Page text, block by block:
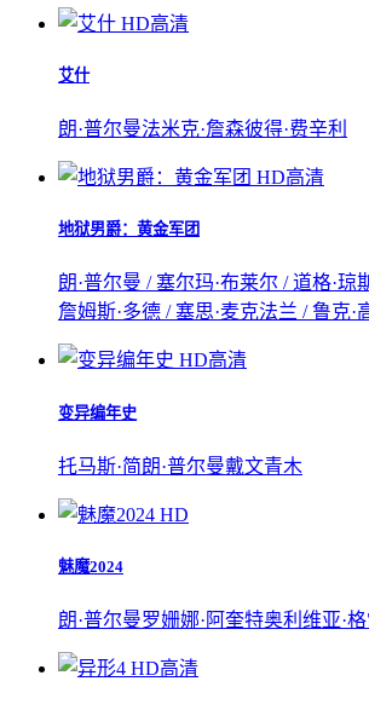
HD高清
艾什
朗·普尔曼法米克·詹森彼得·费辛利
HD高清
地狱男爵：黄金军团
朗·普尔曼 / 塞尔玛·布莱尔 / 道格·琼
詹姆斯·多德 / 塞思·麦克法兰 / 鲁克·
HD高清
变异编年史
托马斯·简朗·普尔曼戴文青木
HD
魅魔2024
朗·普尔曼罗姗娜·阿奎特奥利维亚·
HD高清